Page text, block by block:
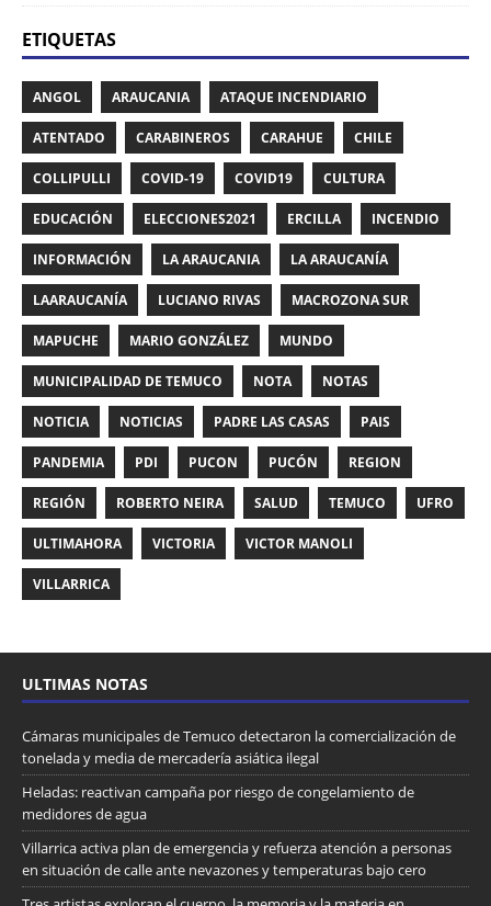
ETIQUETAS
ANGOL ARAUCANIA ATAQUE INCENDIARIO
ATENTADO CARABINEROS CARAHUE CHILE
COLLIPULLI COVID-19 COVID19 CULTURA
EDUCACIÓN ELECCIONES2021 ERCILLA INCENDIO
INFORMACIÓN LA ARAUCANIA LA ARAUCANÍA
LAARAUCANÍA LUCIANO RIVAS MACROZONA SUR
MAPUCHE MARIO GONZÁLEZ MUNDO
MUNICIPALIDAD DE TEMUCO NOTA NOTAS
NOTICIA NOTICIAS PADRE LAS CASAS PAIS
PANDEMIA PDI PUCON PUCÓN REGION
REGIÓN ROBERTO NEIRA SALUD TEMUCO UFRO
ULTIMAHORA VICTORIA VICTOR MANOLI
VILLARRICA
ULTIMAS NOTAS
Cámaras municipales de Temuco detectaron la comercialización de
tonelada y media de mercadería asiática ilegal
Heladas: reactivan campaña por riesgo de congelamiento de
medidores de agua
Villarrica activa plan de emergencia y refuerza atención a personas
en situación de calle ante nevazones y temperaturas bajo cero